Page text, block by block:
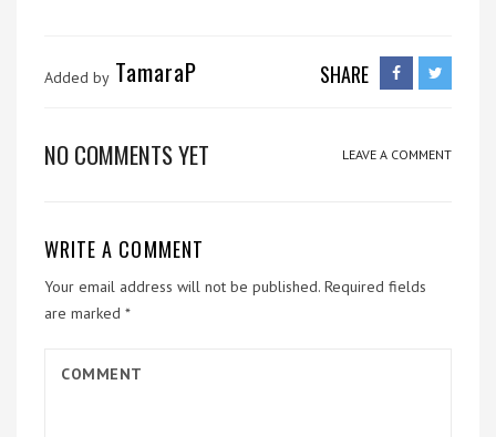
Added by TamaraP SHARE
NO COMMENTS YET LEAVE A COMMENT
WRITE A COMMENT
Your email address will not be published. Required fields
are marked *